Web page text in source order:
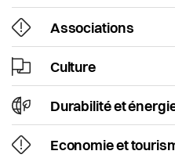
Economie et tourisme
Enfance et écoles
Espaces urbains
Histoire
Actualités
Pilier public
Règlements
Associations
Culture
Durabilité et
Economie et